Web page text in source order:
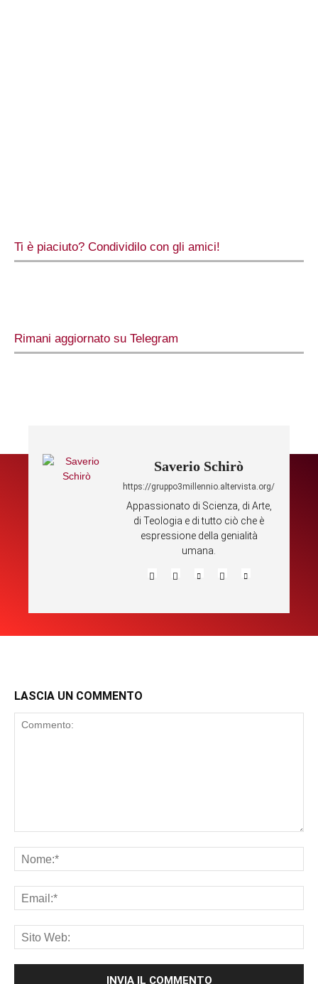
Ti è piaciuto? Condividilo con gli amici!
Rimani aggiornato su Telegram
Saverio Schirò
https://gruppo3millennio.altervista.org/
Appassionato di Scienza, di Arte,
di Teologia e di tutto ciò che è
espressione della genialità
umana.
LASCIA UN COMMENTO